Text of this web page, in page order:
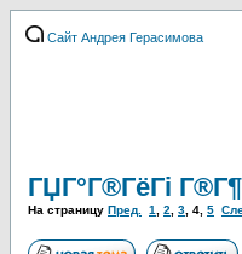
Сайт Андрея Герасимова
ГЏГ°Г®ГёГі
На страницу Пред. 1 2 3 4 5